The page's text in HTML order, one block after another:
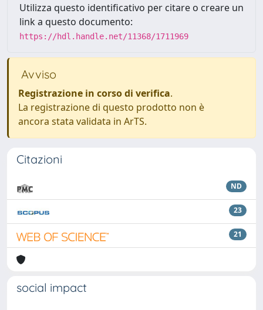
Utilizza questo identificativo per citare o creare un
link a questo documento:
https://hdl.handle.net/11368/1711969
Avviso
Registrazione in corso di verifica.
La registrazione di questo prodotto non è
ancora stata validata in ArTS.
Citazioni
ND
23
21
social impact